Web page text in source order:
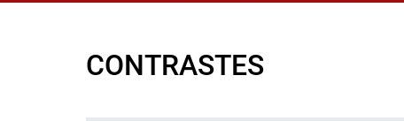
CONTRASTES